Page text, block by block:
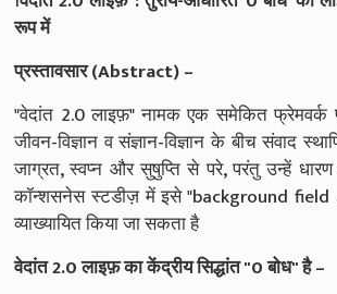
रूप में
प्रस्तावसार (Abstract) –
"वेदांत 2.0 लाइफ़" नामक एक समेकित
जीवन-विज्ञान व संज्ञान-विज्ञान के बीच संवाद
जाग्रत, स्वप्न और सुषुप्ति से परे, परंतु उन्हें
कॉन्शसनेस स्टडीज़ में इसे "background
व्याख्यायित किया जा सकता है
वेदांत 2.0 लाइफ़ का केंद्रीय सिद्धांत "0 बोध" है –